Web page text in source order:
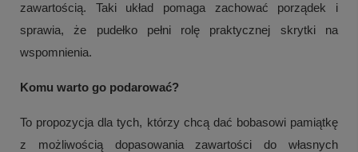
+ 1
zawartością. Taki układ pomaga zachować porządek i
sprawia, że pudełko pełni rolę praktycznej skrytki na
wspomnienia.
Komu warto go podarować?
To propozycja dla tych, którzy chcą dać bobasowi pamiątkę
z możliwością dopasowania zawartości do własnych